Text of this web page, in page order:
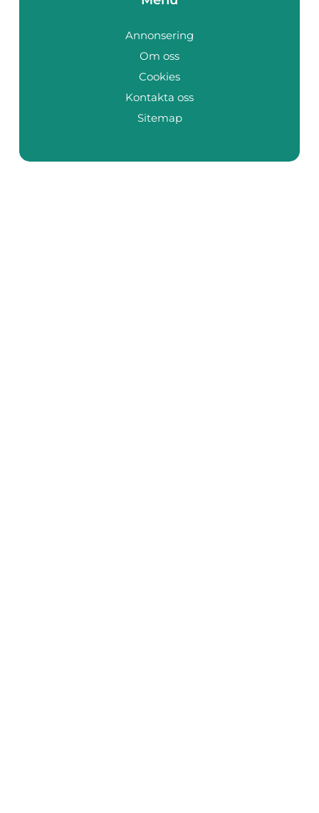
Annonsering
Om oss
Cookies
Kontakta oss
Sitemap